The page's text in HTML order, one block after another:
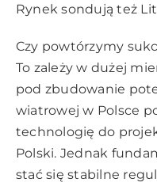
Rynek sondują też
Czy powtórzymy
To zależy w dużej
pod zbudowanie
wiatrowej w Polsce
technologię do
Polski. Jednak
stać się stabilne